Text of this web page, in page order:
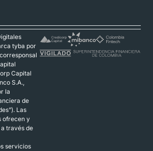
tyba por
Capital
S.A.,
la
de
Las
ofrecen y
través de
servicios